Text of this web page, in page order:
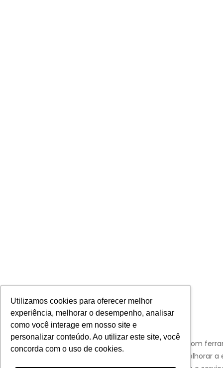
Utilizamos cookies para oferecer melhor
experiência, melhorar o desempenho, analisar
como você interage em nosso site e
personalizar conteúdo. Ao utilizar este site, você
concorda com o uso de cookies.
Aviso:
Nós da Franco Bachot utilizamos de cookies com
Google e Facebook para verificar informações e melhorar a